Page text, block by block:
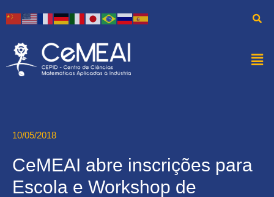
10/05/2018
CeMEAI abre inscrições para
Escola e Workshop de